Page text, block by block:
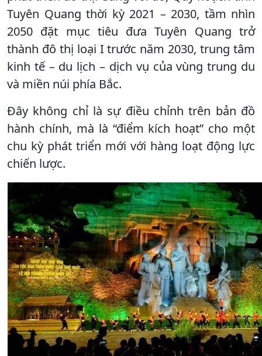
Tuyên Quang thời kỳ 2021 – 2030, tầm nhìn
2050 đặt mục tiêu đưa Tuyên Quang trở
thành đô thị loại I trước năm 2030, trung tâm
kinh tế – du lịch – dịch vụ của vùng trung du
và miền núi phía Bắc.
Đây không chỉ là sự điều chỉnh trên bản đồ
hành chính, mà là “điểm kích hoạt” cho một
chu kỳ phát triển mới với hàng loạt động lực
chiến lược.